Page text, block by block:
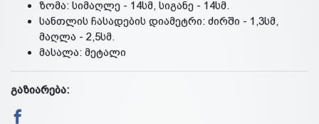
ზომა: სიმაღლე - 14სმ, სიგანე - 14სმ.
სანთლის ჩასადების დიამეტრი: ძირში - 1,3სმ,
მაღლა - 2,5სმ.
მასალა: მეტალი
გაზიარება: